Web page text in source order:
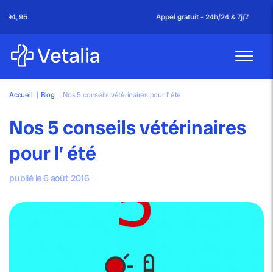
Appel gratuit - 24h/24 & 7j/7
Accueil | Blog | Nos 5 conseils vétérinaires pour l’ été
Nos 5 conseils vétérinaires
pour l’ été
publié le 6 août 2016